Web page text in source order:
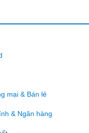
mại & Bán lẻ
& Ngân hàng